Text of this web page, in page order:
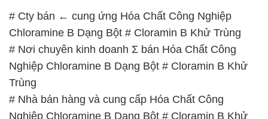
# Cty bán ← cung ứng Hóa Chất Công Nghiệp
Chloramine B Dạng Bột # Cloramin B Khử Trùng
# Nơi chuyên kinh doanh Σ bán Hóa Chất Công
Nghiệp Chloramine B Dạng Bột # Cloramin B Khử
Trùng
# Nhà bán hàng và cung cấp Hóa Chất Công
Nghiệp Chloramine B Dạng Bột # Cloramin B Khử